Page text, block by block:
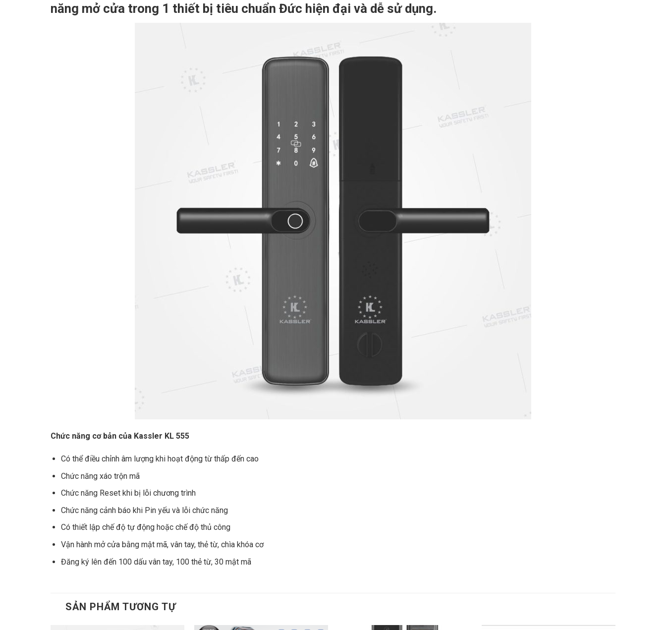
năng mở cửa trong 1 thiết bị tiêu chuẩn Đức hiện đại và dễ sử dụng.
Chức năng cơ bản của Kassler KL 555
Có thể điều chỉnh âm lượng khi hoạt động từ thấp đến cao
Chức năng xáo trộn mã
Chức năng Reset khi bị lỗi chương trình
Chức năng cảnh báo khi Pin yếu và lỗi chức năng
Có thiết lập chế độ tự động hoặc chế độ thủ công
Vận hành mở cửa bằng mật mã, vân tay, thẻ từ, chìa khóa cơ
Đăng ký lên đến 100 dấu vân tay, 100 thẻ từ, 30 mật mã
SẢN PHẨM TƯƠNG TỰ